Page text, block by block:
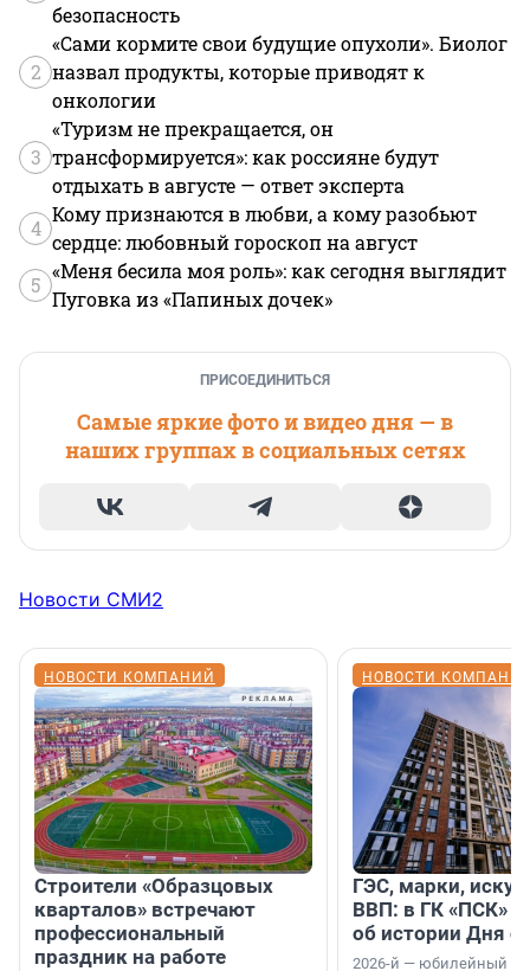
безопасность
2
«Сами кормите свои будущие опухоли». Биолог
назвал продукты, которые приводят к
онкологии
3
«Туризм не прекращается, он
трансформируется»: как россияне будут
отдыхать в августе — ответ эксперта
4
Кому признаются в любви, а кому разобьют
сердце: любовный гороскоп на август
5
«Меня бесила моя роль»: как сегодня выглядит
Пуговка из «Папиных дочек»
ПРИСОЕДИНИТЬСЯ
Самые яркие фото и видео дня — в
наших группах в социальных сетях
Новости СМИ2
НОВОСТИ КОМПАНИЙ
Строители «Образцовых
кварталов» встречают
профессиональный
праздник на работе
НОВОСТИ
ГЭС, марки,
ВВП: в ГК «ПСК»
об истории Дня
2026-й — юбилейный